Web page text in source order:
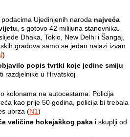
Ujedinjenih naroda najveća
, s gotovo 42 milijuna stanovnika.
Dhaka, Tokio, New Delhi i Šangaj,
gradova samo se jedan nalazi izvan
)
popis tvrtki koje jedine smiju
razdjelnike u Hrvatskoj
kolonama na autocestama: Policija
kao prije 50 godina, policija bi trebala
ubrza (N1)
veličine hokejaškog paka i skuplji od